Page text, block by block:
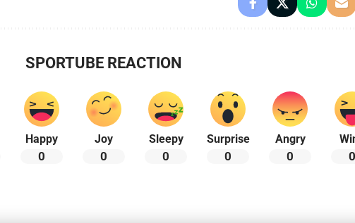
SPORTUBE REACTION
Happy
0
Joy
0
Sleepy
0
Surprise
0
Angry
0 0